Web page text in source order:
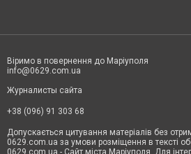
Віримо в повернення до Маріуполя
info@0629.com.ua
Журналисты сайта
+38 (096) 91 303 68
Допускається цитування матеріалів без
0629.com.ua за умови розміщення в тексті
0629.com.ua - Сайт міста Маріуполя. Для